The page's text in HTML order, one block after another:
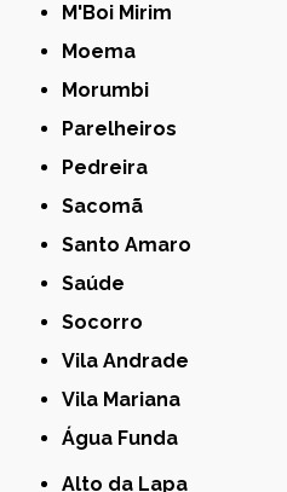
M'Boi Mirim
Moema
Morumbi
Parelheiros
Pedreira
Sacomã
Santo Amaro
Saúde
Socorro
Vila Andrade
Vila Mariana
Água Funda
Alto da Lapa